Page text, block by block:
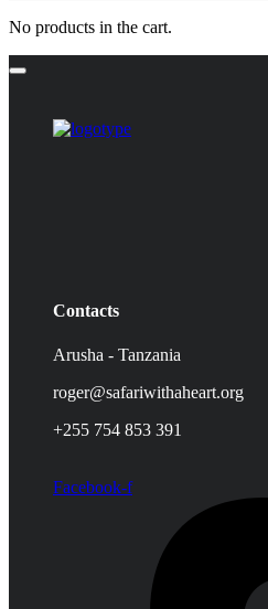
No products in the cart.
Contacts
Arusha - Tanzania
roger@safariwithaheart.org
+255 754 853 391
Facebook-f